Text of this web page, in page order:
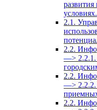
условиях.
2.1.
2.2.
—> 2.2.1.
2.2.
—> 2.2.2.
2.2.